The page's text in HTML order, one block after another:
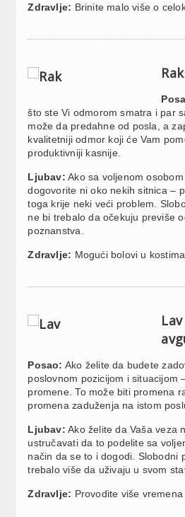
Zdravlje: Brinite malo više o
što ste Vi odmorom smatra i par
može da predahne od posla, a
kvalitetniji odmor koji će Vam
produktivniji kasnije.
Ljubav: Ako sa voljenom
dogovorite ni oko nekih sitnica –
toga krije neki veći problem.
ne bi trebalo da očekuju previše
poznanstva.
Zdravlje: Mogući bolovi u
Posao: Ako želite da budete
poslovnom pozicijom i situacijom
promene. To može biti promena
promena zaduženja na istom
Ljubav: Ako želite da Vaša veza
ustručavati da to podelite sa
način da se to i dogodi. Slobodni
trebalo više da uživaju u svom
Zdravlje: Provodite više